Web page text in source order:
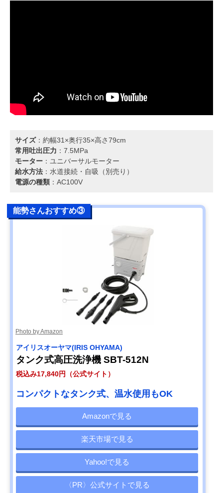
サイズ：約幅31×奥行35×高さ79cm
常用吐出圧力 ：7.5MPa
モーター ：ユニバーサルモーター
給水方法 ：水道接続・自吸（別売り）
電源の種類 ：AC100V
能勢さんおすすめ③
Photo by Amazon
アイリスオーヤマ(IRIS OHYAMA)
タンク式高圧洗浄機 SBT-512N
税込み17,840円（公式サイト）
コンパクトなタンク式、温水使用もOK
Amazonで見る
楽天市場で見る
Yahoo!で見る
〈PR〉公式サイトで見る